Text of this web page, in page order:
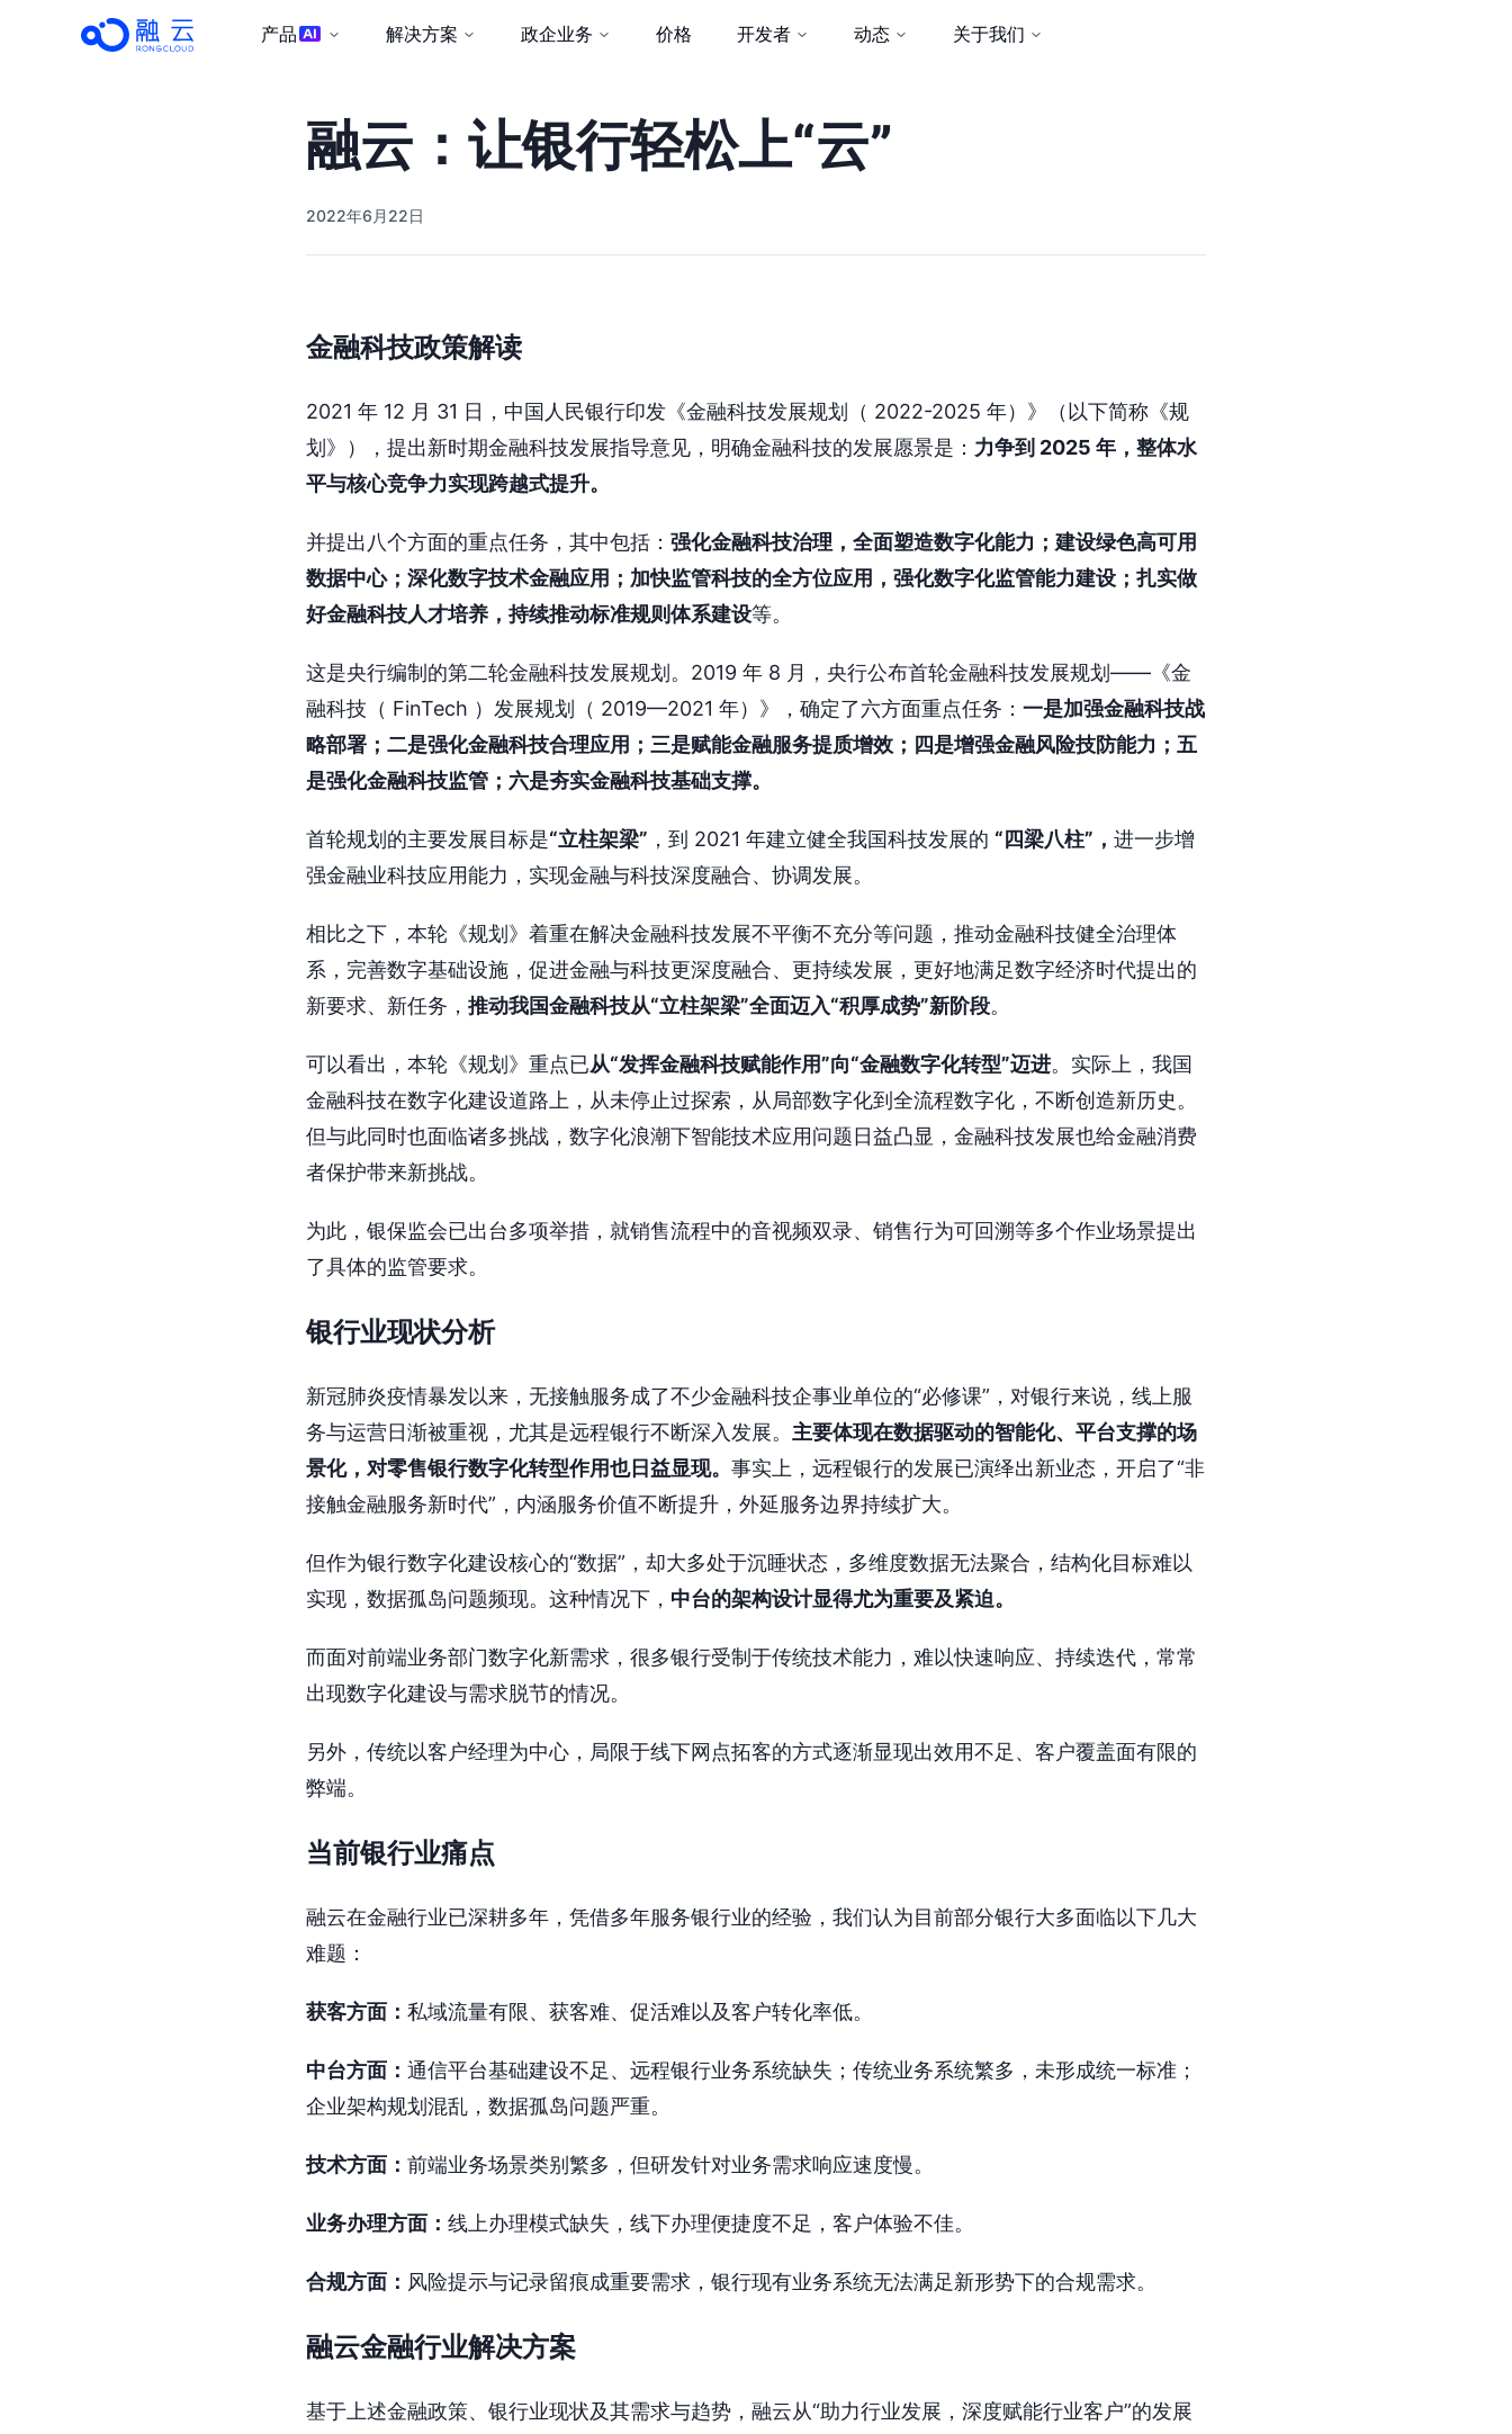
产品 解决方案 政企业务 价格 开发者 动态 关于我们
融云：让银行轻松上“云”
2022年6月22日
金融科技政策解读
2021 年 12 月 31 日，中国人民银行印发《金融科技发展规划（ 2022-2025 年）》（以下简称《规
划》），提出新时期金融科技发展指导意见，明确金融科技的发展愿景是： 力争到 2025 年，整体水
平与核心竞争力实现跨越式提升。
并提出八个方面的重点任务，其中包括： 强化金融科技治理，全面塑造数字化能力；建设绿色高可用
数据中心；深化数字技术金融应用；加快监管科技的全方位应用，强化数字化监管能力建设；扎实做
好金融科技人才培养，持续推动标准规则体系建设等。
这是央行编制的第二轮金融科技发展规划。2019 年 8 月，央行公布首轮金融科技发展规划——《金
融科技（ FinTech ）发展规划（ 2019—2021 年）》，确定了六方面重点任务： 一是加强金融科技战
略部署；二是强化金融科技合理应用；三是赋能金融服务提质增效；四是增强金融风险技防能力；五
是强化金融科技监管；六是夯实金融科技基础支撑。
首轮规划的主要发展目标是“立柱架梁” ，到 2021 年建立健全我国科技发展的 “四梁八柱”， 进一步增
强金融业科技应用能力，实现金融与科技深度融合、协调发展。
相比之下，本轮《规划》着重在解决金融科技发展不平衡不充分等问题，推动金融科技健全治理体
系，完善数字基础设施，促进金融与科技更深度融合、更持续发展，更好地满足数字经济时代提出的
新要求、新任务， 推动我国金融科技从“立柱架梁”全面迈入“积厚成势”新阶段。
可以看出，本轮《规划》重点已从“发挥金融科技赋能作用”向“金融数字化转型”迈进。实际上，我国
金融科技在数字化建设道路上，从未停止过探索，从局部数字化到全流程数字化，不断创造新历史。
但与此同时也面临诸多挑战，数字化浪潮下智能技术应用问题日益凸显，金融科技发展也给金融消费
者保护带来新挑战。
为此，银保监会已出台多项举措，就销售流程中的音视频双录、销售行为可回溯等多个作业场景提出
了具体的监管要求。
银行业现状分析
新冠肺炎疫情暴发以来，无接触服务成了不少金融科技企事业单位的“必修课”，对银行来说，线上服
务与运营日渐被重视，尤其是远程银行不断深入发展。 主要体现在数据驱动的智能化、平台支撑的场
景化，对零售银行数字化转型作用也日益显现。 事实上，远程银行的发展已演绎出新业态，开启了“非
接触金融服务新时代”，内涵服务价值不断提升，外延服务边界持续扩大。
但作为银行数字化建设核心的“数据”，却大多处于沉睡状态，多维度数据无法聚合，结构化目标难以
实现，数据孤岛问题频现。这种情况下， 中台的架构设计显得尤为重要及紧迫。
而面对前端业务部门数字化新需求，很多银行受制于传统技术能力，难以快速响应、持续迭代，常常
出现数字化建设与需求脱节的情况。
另外，传统以客户经理为中心，局限于线下网点拓客的方式逐渐显现出效用不足、客户覆盖面有限的
弊端。
当前银行业痛点
融云在金融行业已深耕多年，凭借多年服务银行业的经验，我们认为目前部分银行大多面临以下几大
难题：
获客方面： 私域流量有限、获客难、促活难以及客户转化率低。
中台方面： 通信平台基础建设不足、远程银行业务系统缺失；传统业务系统繁多，未形成统一标准；
企业架构规划混乱，数据孤岛问题严重。
技术方面： 前端业务场景类别繁多，但研发针对业务需求响应速度慢。
业务办理方面： 线上办理模式缺失，线下办理便捷度不足，客户体验不佳。
合规方面： 风险提示与记录留痕成重要需求，银行现有业务系统无法满足新形势下的合规需求。
融云金融行业解决方案
基于上述金融政策、银行业现状及其需求与趋势，融云从“助力行业发展，深度赋能行业客户”的发展